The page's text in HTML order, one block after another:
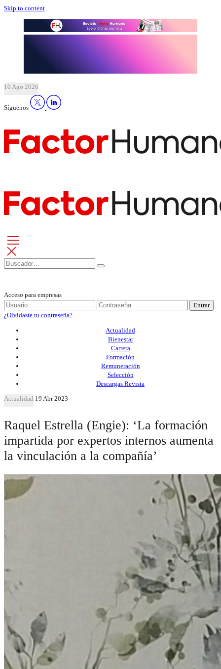
Skip to content
10 Ago 2026
Síguenos
Acceso para empresas
Entrar
¿Olvidaste tu contraseña?
Actualidad
Bienestar
Carrera
Formación
Remuneración
Selección
Descargas Revista
Actualidad 19 Abr 2023
Raquel Estrella (Engie): ‘La formación
impartida por expertos internos aumenta
la vinculación a la compañía’